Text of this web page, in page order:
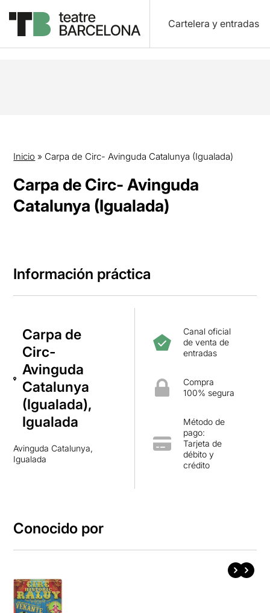
Cartelera y entradas
Inicio » Carpa de Circ- Avinguda Catalunya (Igualada)
Carpa de Circ- Avinguda
Catalunya (Igualada)
Información práctica
Carpa de
Circ-
Avinguda
Catalunya
(Igualada),
Igualada
Avinguda Catalunya,
Igualada
Canal oficial
de venta de
entradas
Compra
100% segura
Método de
pago:
Tarjeta de
débito y
crédito
Conocido por